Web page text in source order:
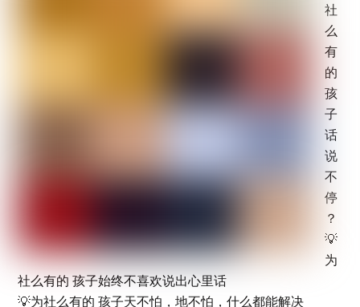
社
么
有
的
孩
子
话
说
不
停
？
💡
为
社么有的 孩子始终不喜欢说出心里话
💡为社么有的 孩子天不怕，地不怕，什么都能解决